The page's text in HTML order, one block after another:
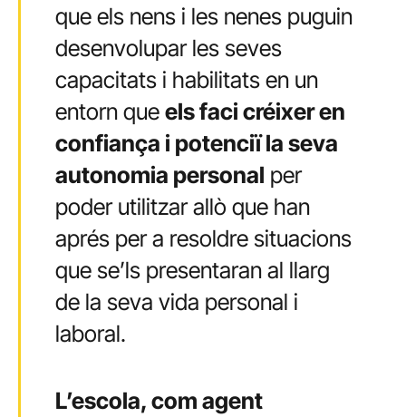
que els nens i les nenes puguin
desenvolupar les seves
capacitats i habilitats en un
entorn que els faci créixer en
confiança i potenciï la seva
autonomia personal per
poder utilitzar allò que han
aprés per a resoldre situacions
que se’ls presentaran al llarg
de la seva vida personal i
laboral.
L’escola, com agent